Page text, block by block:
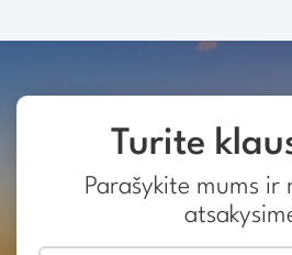
Turite
Parašykite mums ir